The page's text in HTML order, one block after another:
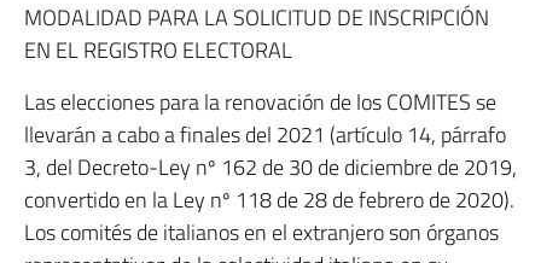
MODALIDAD PARA LA SOLICITUD DE INSCRIPCIÓN
EN EL REGISTRO ELECTORAL
Las elecciones para la renovación de los COMITES se
llevarán a cabo a finales del 2021 (artículo 14, párrafo
3, del Decreto-Ley nº 162 de 30 de diciembre de 2019,
convertido en la Ley nº 118 de 28 de febrero de 2020).
Los comités de italianos en el extranjero son órganos